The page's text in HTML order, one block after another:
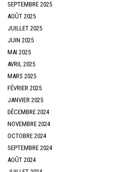
SEPTEMBRE 2025
AOÛT 2025
JUILLET 2025
JUIN 2025
MAI 2025
AVRIL 2025
MARS 2025
FÉVRIER 2025
JANVIER 2025
DÉCEMBRE 2024
NOVEMBRE 2024
OCTOBRE 2024
SEPTEMBRE 2024
AOÛT 2024